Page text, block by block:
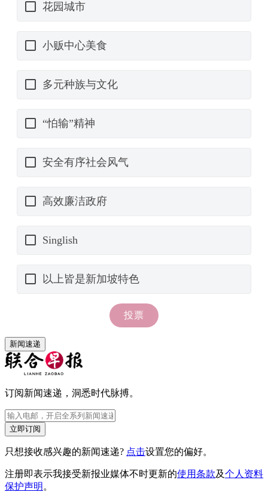
新闻速递
订阅新闻速递，洞悉时代脉搏。
立即订阅
只想接收感兴趣的新闻速递? 点击设置您的偏好。
注册即表示我接受新报业媒体不时更新的使用条款及个人资料
保护声明 。